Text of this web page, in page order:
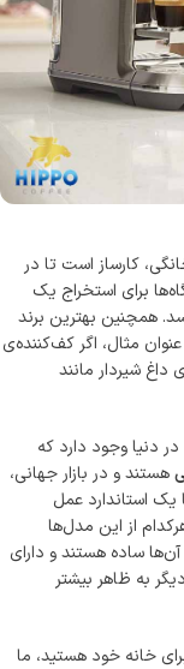
کارساز است تا در
برای استخراج یک
همچنین بهترین برند
مثال، اگر کف‌کننده‌ی
شیردار مانند
دنیا وجود دارد که
هستند و در بازار جهانی،
یک استاندارد عمل
از این مدل‌ها
ساده هستند و دارای
به ظاهر بیشتر
خانه خود هستید، ما
کاپوچینو
مشاهده و
طعمی که ارزش امتحان